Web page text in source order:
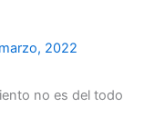
2022
no es del todo